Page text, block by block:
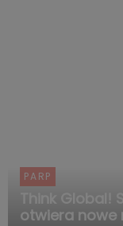
PARP
Think Global!
otwiera nowe